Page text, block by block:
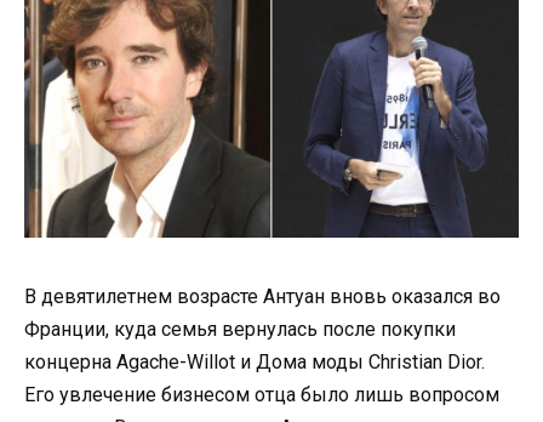
В девятилетнем возрасте Антуан вновь оказался во
Франции, куда семья вернулась после покупки
концерна Agache-Willot и Дома моды Christian Dior.
Его увлечение бизнесом отца было лишь вопросом